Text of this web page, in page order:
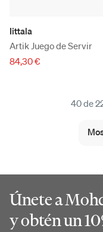
Iittala
Artik Juego de Servir
84,30 €
40 de
Únete a
y obtén un